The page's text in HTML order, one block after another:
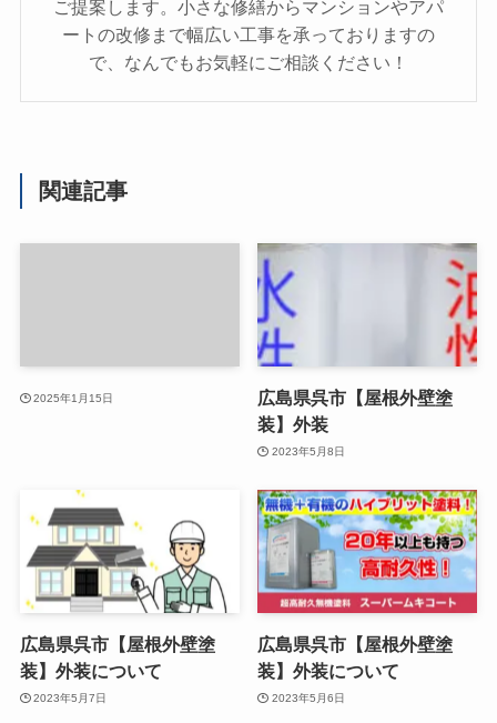
ご提案します。小さな修繕からマンションやアパ
ートの改修まで幅広い工事を承っておりますの
で、なんでもお気軽にご相談ください！
関連記事
2025年1月15日
広島県呉市【屋根外壁塗
装】外装
2023年5月8日
広島県呉市【屋根外壁塗
装】外装について
2023年5月7日
広島県呉市【屋根外壁塗
装】外装について
2023年5月6日